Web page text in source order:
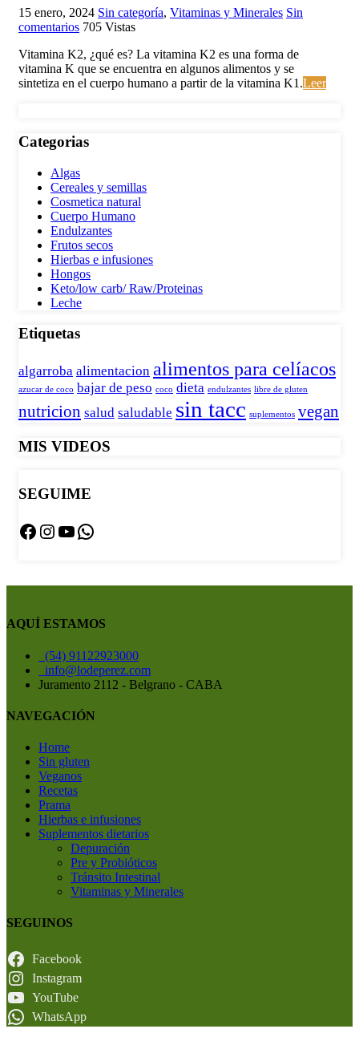
15 enero, 2024 Sin categoría, Vitaminas y Minerales Sin
comentarios 705 Vistas
Vitamina K2, ¿qué es? La vitamina K2 es una forma de
vitamina K que se encuentra en algunos alimentos y se
sintetiza en el cuerpo humano a partir de la vitamina K1.Leer
Categorias
Algas
Cereales y semillas
Cosmetica natural
Cuerpo Humano
Endulzantes
Frutos secos
Hierbas e infusiones
Hongos
Keto/low carb/ Raw/Proteinas
Leche
Etiquetas
algarroba alimentacion alimentos para celíacos
azucar de coco bajar de peso coco dieta endulzantes libre de gluten
nutricion salud saludable sin tacc suplementos vegan
MIS VIDEOS
SEGUIME
Facebook Instagram YouTube WhatsApp
AQUÍ ESTAMOS
(54) 91122923000
info@lodeperez.com
Juramento 2112 - Belgrano - CABA
NAVEGACIÓN
Home
Sin gluten
Veganos
Recetas
Prama
Hierbas e infusiones
Suplementos dietarios
Depuración
Pre y Probióticos
Tránsito Intestinal
Vitaminas y Minerales
SEGUINOS
Facebook
Instagram
YouTube
WhatsApp